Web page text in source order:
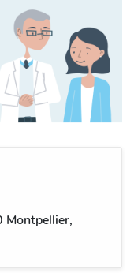
Montpellier,